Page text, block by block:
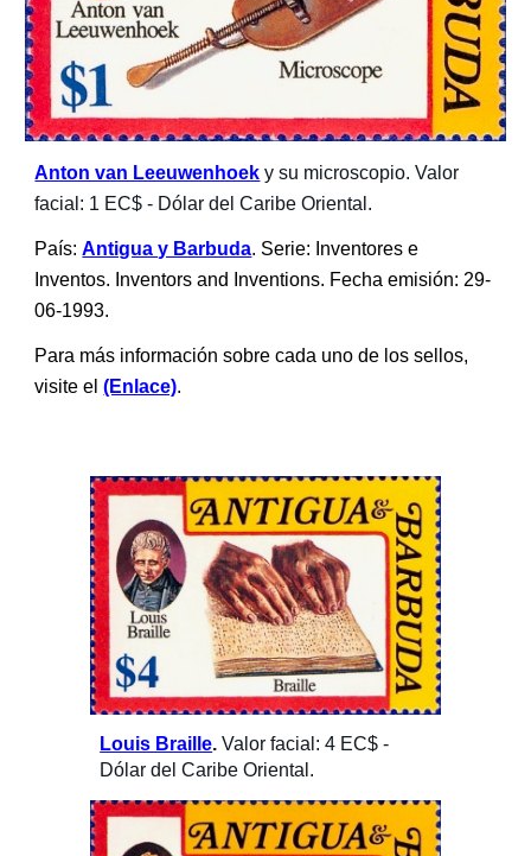
Anton van Leeuwenhoek y su microscopio. Valor
facial: 1 EC$ - Dólar del Caribe Oriental.
País: Antigua y Barbuda. Serie: Inventores e
Inventos. Inventors and Inventions. Fecha emisión: 29-
06-1993.
Para más información sobre cada uno de los sellos,
visite el (Enlace).
Louis Braille. Valor facial: 4 EC$ -
Dólar del Caribe Oriental.